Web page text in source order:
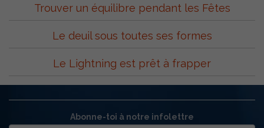
Trouver un équilibre pendant les Fêtes
Le deuil sous toutes ses formes
Le Lightning est prêt à frapper
Abonne-toi à notre infolettre